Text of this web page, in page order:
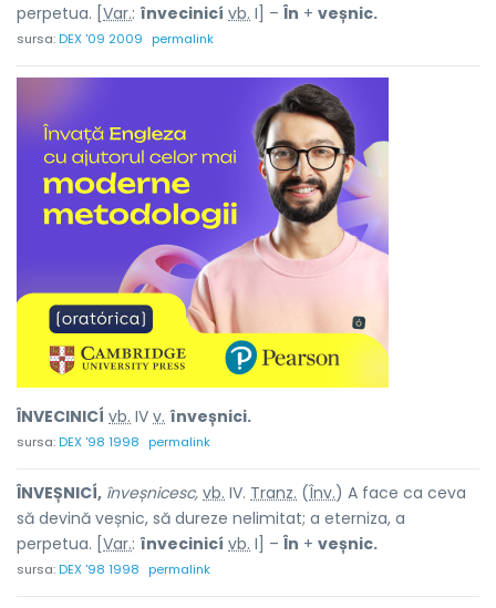
perpetua. [ Var.: învecinicí vb. I] – În + veșnic.
sursa:DEX '09 2009 permalink
ÎNVECINICÍ vb. IV v. înveșnici.
sursa:DEX '98 1998 permalink
ÎNVEȘNICÍ, înveșnicesc, vb. IV. Tranz. (Înv.) A face ca ceva
să devină veșnic, să dureze nelimitat; a eterniza, a
perpetua. [ Var.: învecinicí vb. I] – În + veșnic.
sursa:DEX '98 1998 permalink